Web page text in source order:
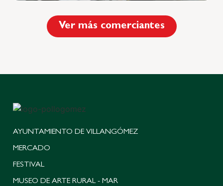
Ver más comerciantes
AYUNTAMIENTO DE VILLANGÓMEZ
MERCADO
FESTIVAL
MUSEO DE ARTE RURAL - MAR